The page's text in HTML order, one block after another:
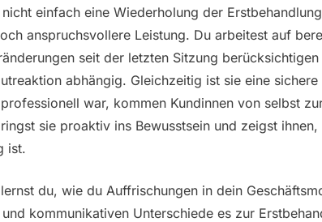
einfach eine Wiederholung der
anspruchsvollere Leistung. Du arbeitest auf
seit der letzten Sitzung
abhängig. Gleichzeitig ist sie eine sichere
war, kommen Kundinnen von selbst
sie proaktiv ins Bewusstsein und zeigst
ist.
du, wie du Auffrischungen in dein
kommunikativen Unterschiede es zur